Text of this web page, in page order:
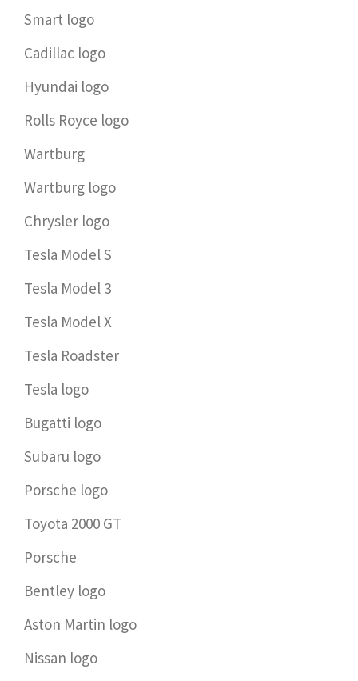
Smart logo
Cadillac logo
Hyundai logo
Rolls Royce logo
Wartburg
Wartburg logo
Chrysler logo
Tesla Model S
Tesla Model 3
Tesla Model X
Tesla Roadster
Tesla logo
Bugatti logo
Subaru logo
Porsche logo
Toyota 2000 GT
Porsche
Bentley logo
Aston Martin logo
Nissan logo